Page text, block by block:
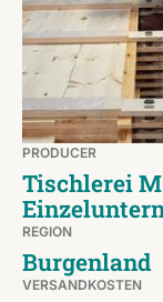
PRODUCER
Tischlerei
REGION
Burgenland
VERSANDKOSTEN